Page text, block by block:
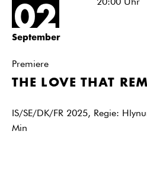
02
September
20:00Uhr
Premiere
THE LOVE THAT
IS/SE/DK/FR 2025, Regie:
Min